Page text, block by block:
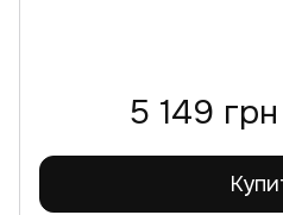
5 149 грн